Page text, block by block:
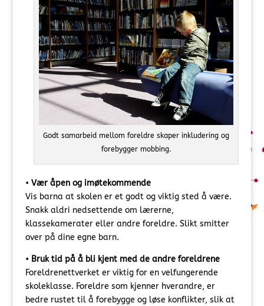
Godt samarbeid mellom foreldre skaper inkludering og
forebygger mobbing.
• Vær åpen og imøtekommende
Vis barna at skolen er et godt og viktig sted å være.
Snakk aldri nedsettende om lærerne,
klassekamerater eller andre foreldre. Slikt smitter
over på dine egne barn.
• Bruk tid på å bli kjent med de andre foreldrene
Foreldrenettverket er viktig for en velfungerende
skoleklasse. Foreldre som kjenner hverandre, er
bedre rustet til å forebygge og løse konflikter, slik at